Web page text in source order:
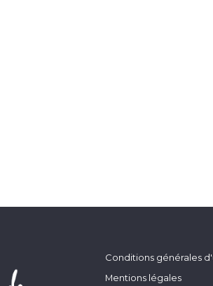
Conditions générales
Mentions légales